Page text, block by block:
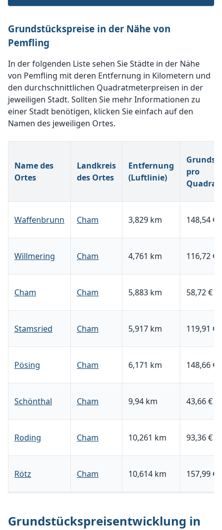
Grundstückspreise in der Nähe von
Pemfling
In der folgenden Liste sehen Sie Städte in der Nähe
von Pemfling mit deren Entfernung in Kilometern und
den durchschnittlichen Quadratmeterpreisen in der
jeweiligen Stadt. Sollten Sie mehr Informationen zu
einer Stadt benötigen, klicken Sie einfach auf den
Namen des jeweiligen Ortes.
Name des
Ortes
Landkreis
des Ortes
Entfernung
(Luftlinie)
pro
Waffenbrunn Cham 3,829 km 148,54 €
Willmering Cham 4,761 km 116,72 €
Cham Cham 5,883 km 58,72 €
Stamsried Cham 5,917 km 119,91 €
Pösing Cham 6,171 km 148,66 €
Schönthal Cham 9,94 km 43,66 €
Roding Cham 10,261 km 93,36 €
Rötz Cham 10,614 km 157,99 €
Grundstückspreisentwicklung in